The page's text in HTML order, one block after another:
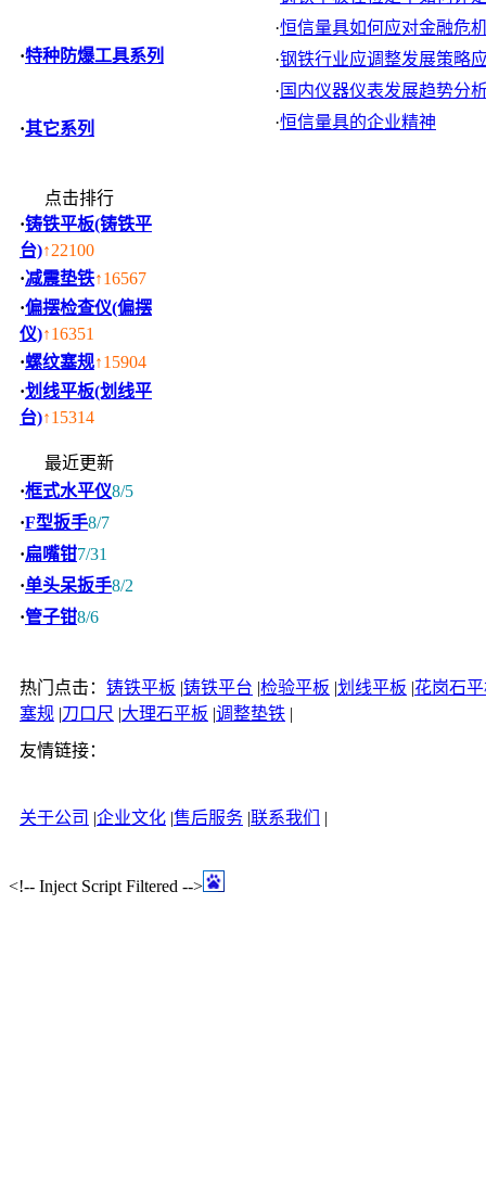
·特种防爆工具系列
·其它系列
点击排行
·铸铁平板(铸铁平
台)↑22100
·减震垫铁↑16567
·偏摆检查仪(偏摆
仪)↑16351
·螺纹塞规↑15904
·划线平板(划线平
台)↑15314
最近更新
·框式水平仪8/5
·F型扳手8/7
·扁嘴钳7/31
·单头呆扳手8/2
·管子钳8/6
·恒信量具如何应对金融危
·钢铁行业应调整发展策略
· 国内仪器仪表发展趋势分
·恒信量具的企业精神
热门点击： 铸铁平板 |铸铁平台 |检验平板 |划线平板 |花岗石
塞规 |刀口尺 |大理石平板 |调整垫铁 |
友情链接：
关于公司 |企业文化 |售后服务 |联系我们 |
<!-- Inject Script Filtered -->